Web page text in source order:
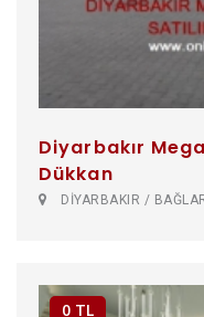
Diyarbakır
Dükkan
DİYARBAKIR /
0 TL